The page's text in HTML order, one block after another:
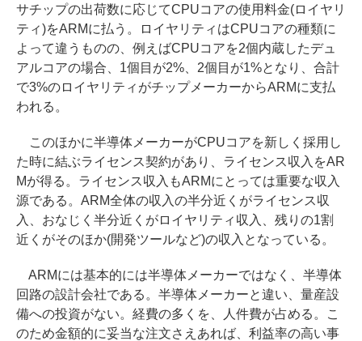
サチップの出荷数に応じてCPUコアの使用料金(ロイヤリ
ティ)をARMに払う。ロイヤリティはCPUコアの種類に
よって違うものの、例えばCPUコアを2個内蔵したデュ
アルコアの場合、1個目が2%、2個目が1%となり、合計
で3%のロイヤリティがチップメーカーからARMに支払
われる。
このほかに半導体メーカーがCPUコアを新しく採用し
た時に結ぶライセンス契約があり、ライセンス収入をAR
Mが得る。ライセンス収入もARMにとっては重要な収入
源である。ARM全体の収入の半分近くがライセンス収
入、おなじく半分近くがロイヤリティ収入、残りの1割
近くがそのほか(開発ツールなど)の収入となっている。
ARMには基本的には半導体メーカーではなく、半導体
回路の設計会社である。半導体メーカーと違い、量産設
備への投資がない。経費の多くを、人件費が占める。こ
のため金額的に妥当な注文さえあれば、利益率の高い事